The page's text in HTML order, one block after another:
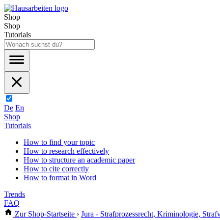
Shop
Shop
Tutorials
De En
Shop
Tutorials
How to find your topic
How to research effectively
How to structure an academic paper
How to cite correctly
How to format in Word
Trends
FAQ
Zur Shop-Startseite › Jura - Strafprozessrecht, Kriminologie,